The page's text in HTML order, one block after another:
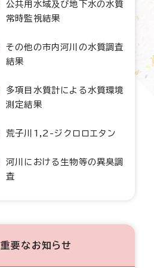
公共用水域及び地下水の水質
常時監視結果
その他の市内河川の水質調査
結果
多項目水質計による水質環境
測定結果
荒子川1,2-ジクロロエタン
河川における生物等の異臭調
査
重要なお知らせ